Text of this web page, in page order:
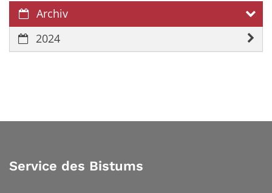
Archiv
2024
Service des Bistums